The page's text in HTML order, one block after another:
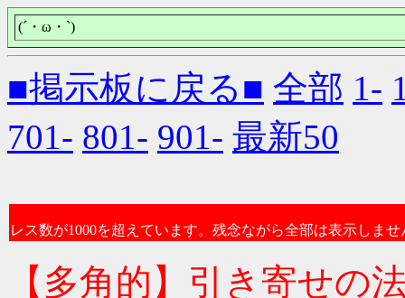
(´・ω・`)
■掲示板に戻る■ 全部 1-
701- 801- 901- 最新50
レス数が1000を超えています。残念ながら全部は表示しませ
【多角的】引き寄せの